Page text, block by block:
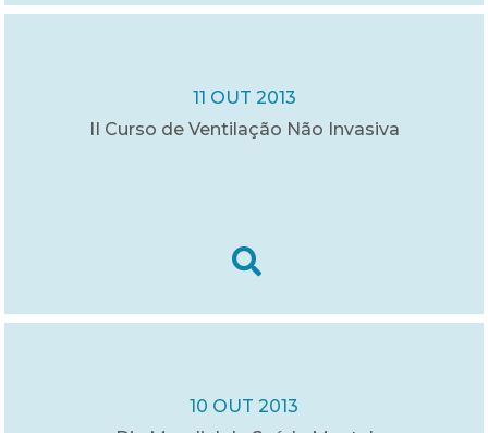
11 OUT 2013
II Curso de Ventilação Não Invasiva
10 OUT 2013